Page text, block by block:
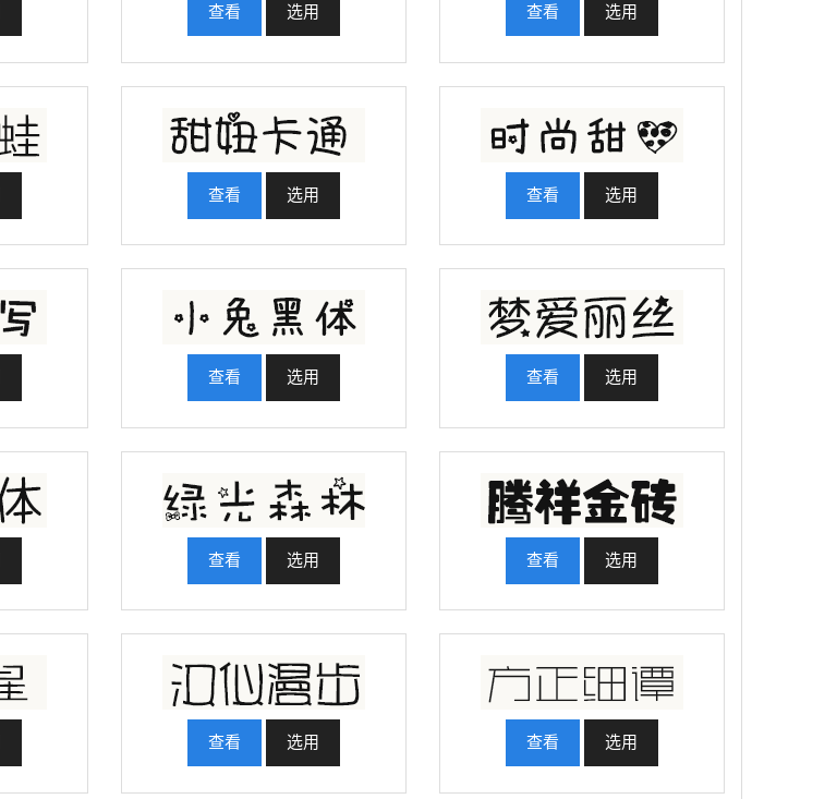
查看 选用 查看 选用
查看 选用 查看 选用
查看 选用 查看 选用
查看 选用 查看 选用
查看 选用 查看 选用